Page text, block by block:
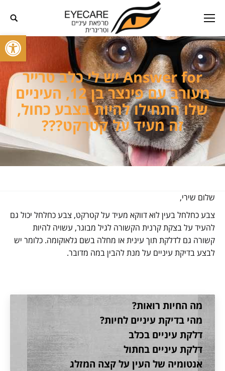
פתח
Answer for יש לי כלב טרייר
מעורב עם פינצר בן 12, העיניים
שלו התחילו להיות בצבע כחול,
זה מעיד על קטרקט???
שלום שירי,
צבע כחלחל בעין לוא דווקא מעיד על קטרקט, צבע כחלחל יכול גם
להעיד על בצקת קרנית הקשורה לגיל מבוגר, עשויה להיות
קשורה גם לדלקת תוך עינית או מחלה בשם גלאוקומה. כלומר יש
לבצע בדיקת עיניים על מנת להבין במה מדובר.
מה החיות רואות?
מהי בדיקת עיניים לחיות?
דלקת עיניים בכלב
דלקת עיניים בחתול
אנטומיה של העין על קצה המזלג